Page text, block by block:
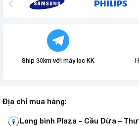
Công nghệ Nanoe-G
Ship 30km với máy lọc KK
Địa chỉ mua hàng:
Long bình Plaza – Cầu Dừa –